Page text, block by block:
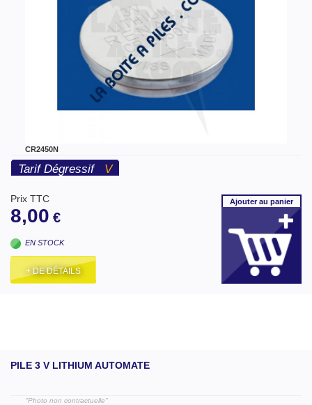
CR2450N
Tarif Dégressif V
Prix TTC
8,00 €
EN STOCK
+ DE DÉTAILS
Ajouterau panier
PILE 3 V LITHIUM AUTOMATE
"Photo non contractuelle"